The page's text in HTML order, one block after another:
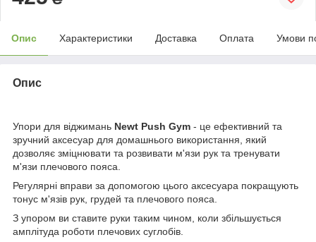
Опис Характеристики Доставка Оплата Умови
Опис
Упори для віджимань Newt Push Gym - це ефективний та
зручний аксесуар для домашнього використання, який
дозволяє зміцнювати та розвивати м'язи рук та тренувати
м'язи плечового пояса.
Регулярні вправи за допомогою цього аксесуара покращують
тонус м'язів рук, грудей та плечового пояса.
З упором ви ставите руки таким чином, коли збільшується
амплітуда роботи плечових суглобів.